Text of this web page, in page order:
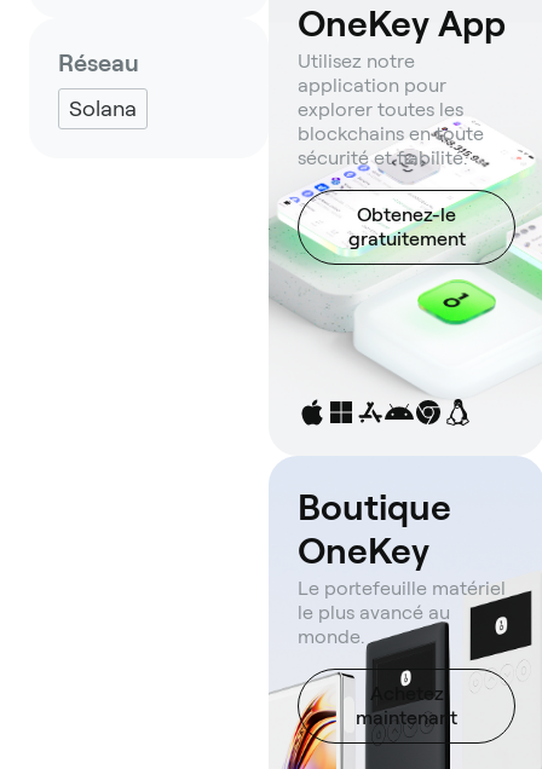
Réseau
Solana
OneKey App
Utilisez notre
application pour
explorer toutes les
blockchains en toute
sécurité et fiabilité.
Obtenez-le
gratuitement
Boutique
OneKey
Le portefeuille matériel
le plus avancé au
monde.
Achetez
maintenant